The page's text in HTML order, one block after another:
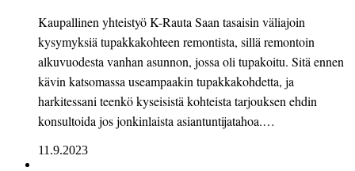
Kaupallinen yhteistyö K-Rauta Saan tasaisin väliajoin
kysymyksiä tupakkakohteen remontista, sillä remontoin
alkuvuodesta vanhan asunnon, jossa oli tupakoitu. Sitä ennen
kävin katsomassa useampaakin tupakkakohdetta, ja
harkitessani teenkö kyseisistä kohteista tarjouksen ehdin
konsultoida jos jonkinlaista asiantuntijatahoa.…
11.9.2023